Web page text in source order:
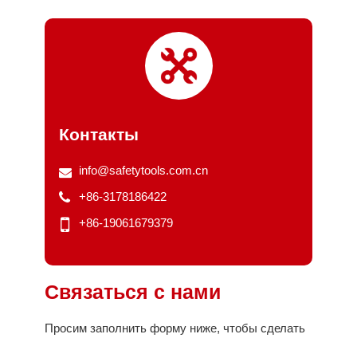
Контакты
info@safetytools.com.cn
+86-3178186422
+86-19061679379
Связаться с нами
Просим заполнить форму ниже, чтобы сделать